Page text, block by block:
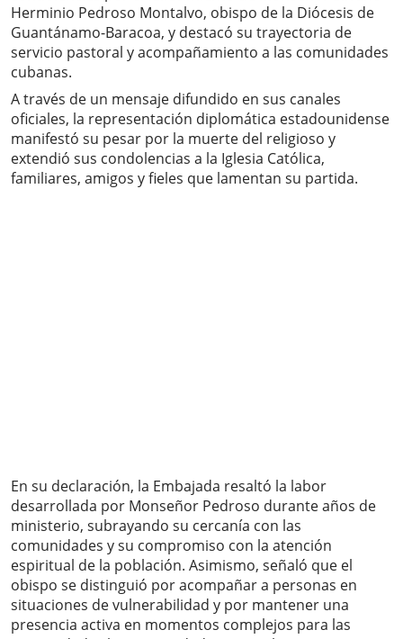
Herminio Pedroso Montalvo, obispo de la Diócesis de
Guantánamo-Baracoa, y destacó su trayectoria de
servicio pastoral y acompañamiento a las comunidades
cubanas.
A través de un mensaje difundido en sus canales
oficiales, la representación diplomática estadounidense
manifestó su pesar por la muerte del religioso y
extendió sus condolencias a la Iglesia Católica,
familiares, amigos y fieles que lamentan su partida.
En su declaración, la Embajada resaltó la labor
desarrollada por Monseñor Pedroso durante años de
ministerio, subrayando su cercanía con las
comunidades y su compromiso con la atención
espiritual de la población. Asimismo, señaló que el
obispo se distinguió por acompañar a personas en
situaciones de vulnerabilidad y por mantener una
presencia activa en momentos complejos para las